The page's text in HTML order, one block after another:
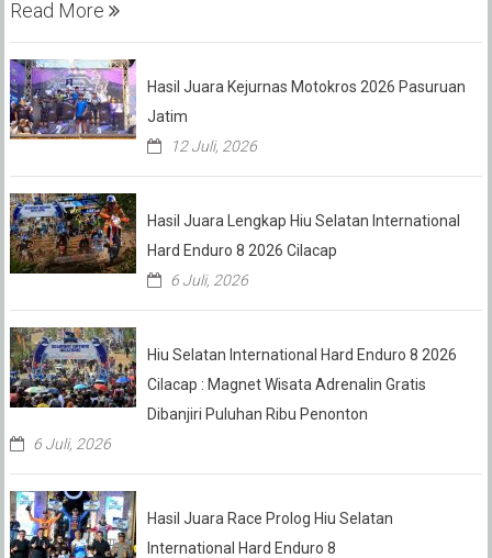
Read More
Hasil Juara Kejurnas Motokros 2026 Pasuruan
Jatim
12 Juli, 2026
Hasil Juara Lengkap Hiu Selatan International
Hard Enduro 8 2026 Cilacap
6 Juli, 2026
Hiu Selatan International Hard Enduro 8 2026
Cilacap : Magnet Wisata Adrenalin Gratis
Dibanjiri Puluhan Ribu Penonton
6 Juli, 2026
Hasil Juara Race Prolog Hiu Selatan
International Hard Enduro 8